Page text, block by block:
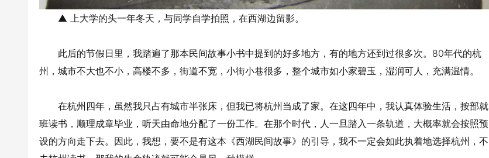
▲ 上大学的头一年冬天，与同学自学拍照，在西湖边留影。
此后的节假日里，我踏遍了那本民间故事小书中提到的好多地方，有的地方还到过很多次。80年代的杭
州，城市不大也不小，高楼不多，街道不宽，小街小巷很多，整个城市如小家碧玉，湿润可人，充满温情。
在杭州四年，虽然我只占有城市半张床，但我已将杭州当成了家。在这四年中，我认真体验生活，按部就
班读书，顺理成章毕业，听天由命地分配了一份工作。在那个时代，人一旦踏入一条轨道，大概率就会按照预
设的方向走下去。因此，我想，要不是有这本《西湖民间故事》的引导，我不一定会如此执着地选择杭州，不